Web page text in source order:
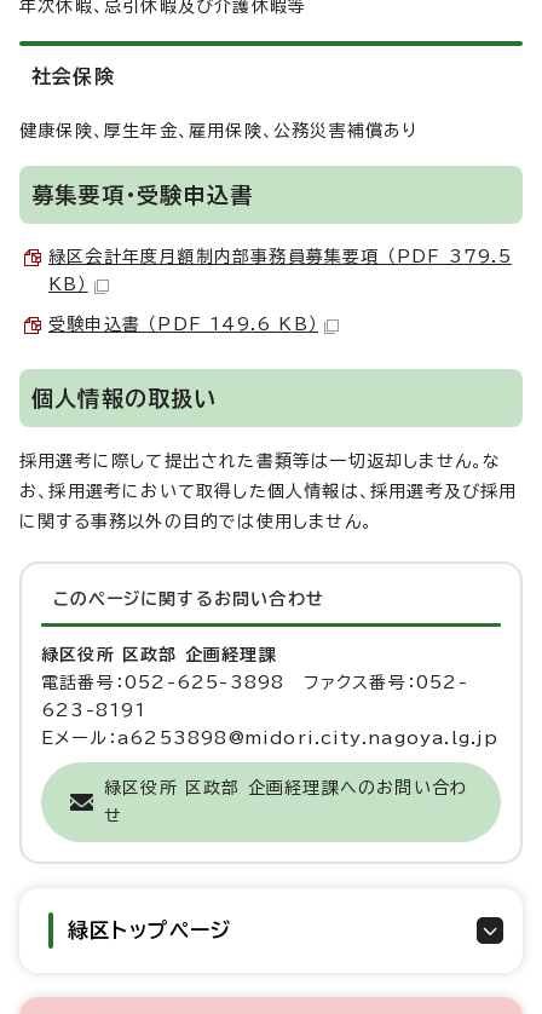
年次休暇、忌引休暇及び介護休暇等
社会保険
健康保険、厚生年金、雇用保険、公務災害補償あり
募集要項・受験申込書
緑区会計年度月額制内部事務員募集要項 （PDF 379.5
KB）
受験申込書 （PDF 149.6 KB）
個人情報の取扱い
採用選考に際して提出された書類等は一切返却しません。な
お、採用選考において取得した個人情報は、採用選考及び採用
に関する事務以外の目的では使用しません。
このページに関する お問い合わせ
緑区役所 区政部 企画経理課
電話番号：052-625-3898 ファクス番号：052-
623-8191
Eメール：a6253898@midori.city.nagoya.lg.jp
緑区役所 区政部 企画経理課へのお問い合わ
せ
緑区トップページ